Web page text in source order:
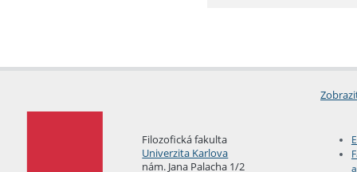
Filozofická fakulta
Univerzita Karlova
nám. Jana Palacha 1/2